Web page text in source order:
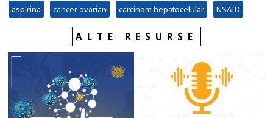
aspirina cancer ovarian carcinom hepatocelular NSAID
ALTE RESURSE